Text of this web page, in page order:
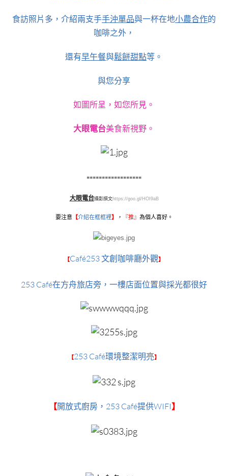
食訪照片多， 介紹兩支手手沖單品與一杯在地小農合作的
咖啡之外，
還有早午餐與鬆餅甜點等。
與您分享
如圖所呈，如您所見。
大眼電台美食新視野。
==================
大眼電台攝影撰文https://goo.gl/HOI9aB
要注意【介紹在框框裡】 ， 『推』 為個人喜好。
【Café253 文創咖啡廳外觀】
253 Café在方舟旅店旁，一樓店面位置與採光都很好
【253 Café環境整潔明亮】
【開放式廚房， 253 Café提供WIFI】